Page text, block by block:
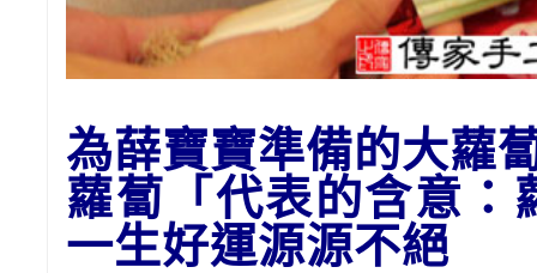
為薛寶寶準備的大蘿
蘿蔔「代表的含意：
一生好運源源不絕